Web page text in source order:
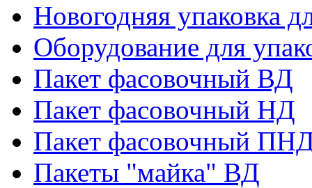
Новогодняя упаковка
Оборудование для
Пакет фасовочный ВД
Пакет фасовочный НД
Пакет фасовочный
Пакеты "майка" ВД